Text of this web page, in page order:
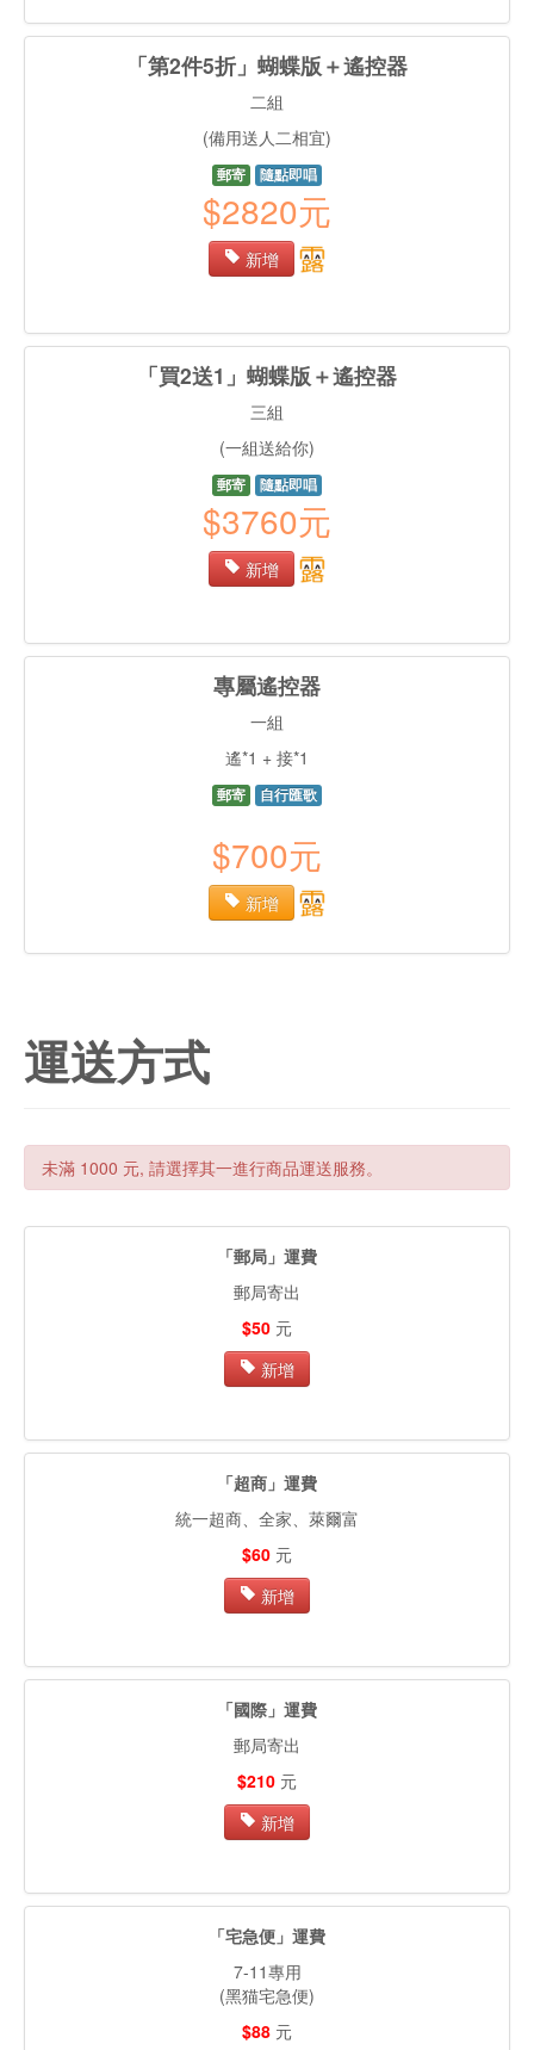
「第2件5折」蝴蝶版＋遙控器
二組
(備用送人二相宜)
郵寄 隨點即唱
$2820元
新增
「買2送1」蝴蝶版＋遙控器
三組
(一組送給你)
郵寄 隨點即唱
$3760元
新增
專屬遙控器
一組
遙*1 + 接*1
郵寄 自行匯歌
$700元
新增
運送方式
未滿 1000 元, 請選擇其一進行商品運送服務。
「郵局」運費
郵局寄出
$50 元
新增
「超商」運費
統一超商、全家、萊爾富
$60 元
新增
「國際」運費
郵局寄出
$210 元
新增
「宅急便」運費
7-11專用
(黑猫宅急便)
$88 元